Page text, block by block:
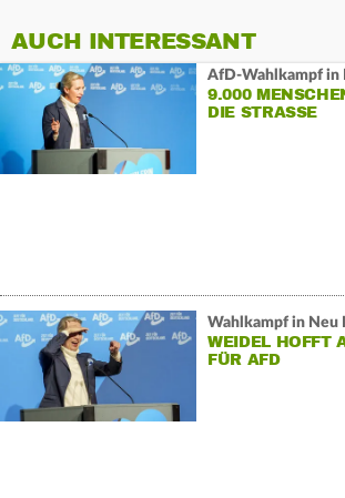
AUCH INTERESSANT
AfD-Wahlkampf in
9.000
DIE STRASSE
Wahlkampf in Neu
WEIDEL HOFFT
FÜR AFD